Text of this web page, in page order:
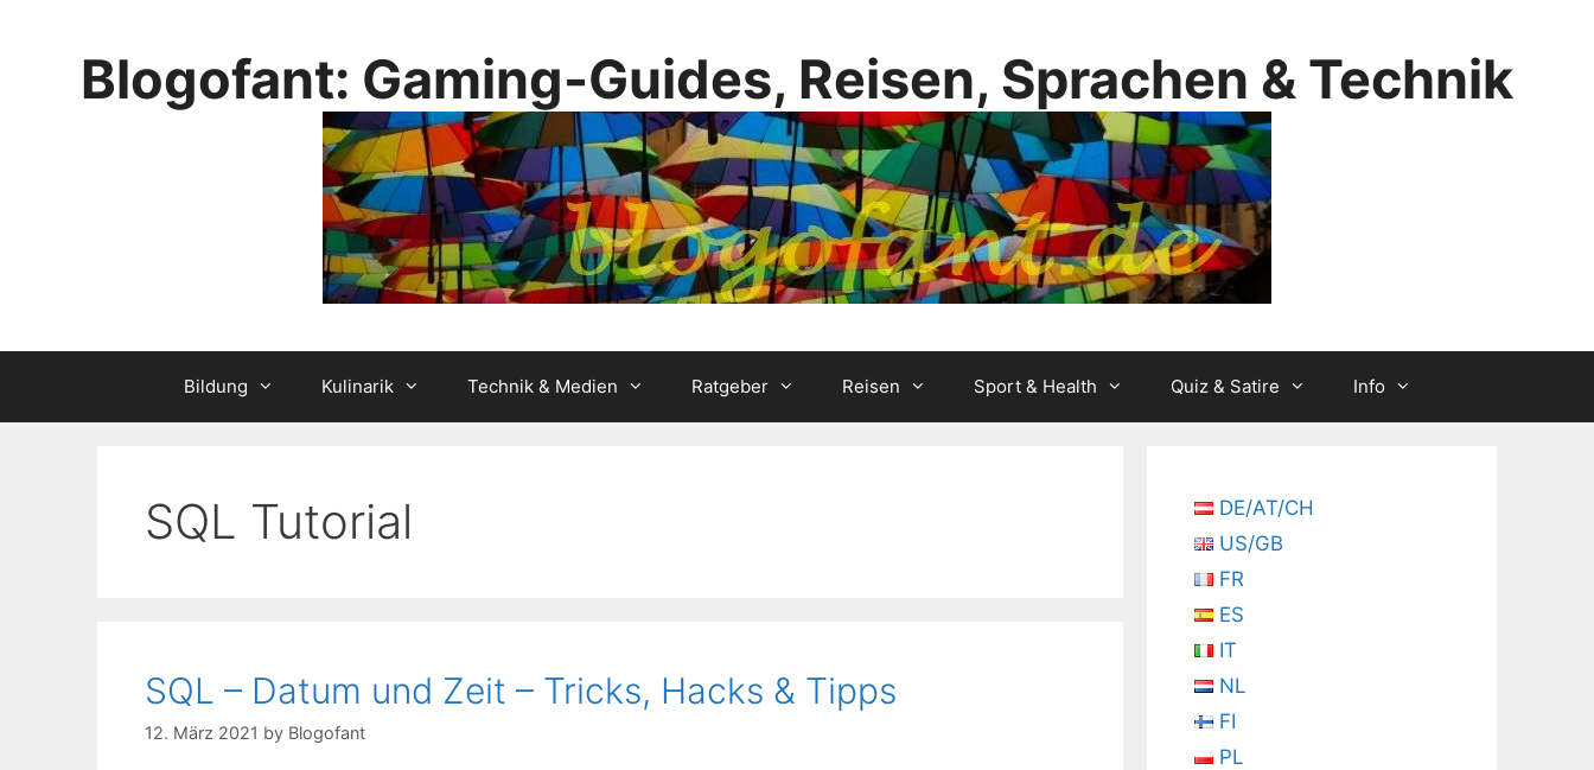
Blogofant: Gaming-Guides, Reisen, Sprachen & Technik
Bildung Kulinarik Technik & Medien Ratgeber Reisen Sport & Health Quiz & Satire Info
SQL Tutorial
SQL – Datum und Zeit – Tricks, Hacks & Tipps
12. März 2021 by Blogofant
DE/AT/CH
US/GB
FR
ES
IT
NL
FI
PL